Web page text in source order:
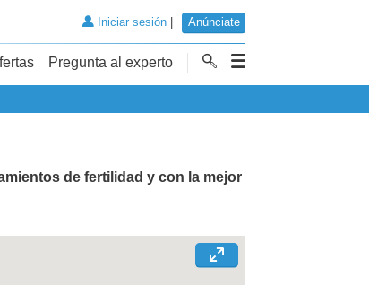
Iniciar sesión| Anúnciate
Pregunta al experto
de fertilidad y con la mejor